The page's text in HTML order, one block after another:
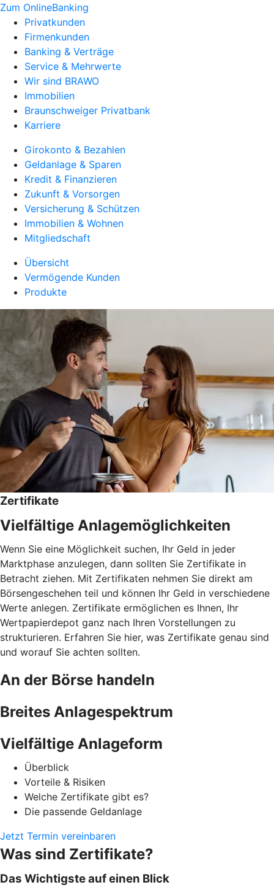
Zum OnlineBanking
Privatkunden
Firmenkunden
Banking & Verträge
Service & Mehrwerte
Wir sind BRAWO
Immobilien
Braunschweiger Privatbank
Karriere
Girokonto & Bezahlen
Geldanlage & Sparen
Kredit & Finanzieren
Zukunft & Vorsorgen
Versicherung & Schützen
Immobilien & Wohnen
Mitgliedschaft
Übersicht
Vermögende Kunden
Produkte
Zertifikate
Vielfältige Anlagemöglichkeiten
Wenn Sie eine Möglichkeit suchen, Ihr Geld in jeder
Marktphase anzulegen, dann sollten Sie Zertifikate in
Betracht ziehen. Mit Zertifikaten nehmen Sie direkt am
Börsengeschehen teil und können Ihr Geld in verschiedene
Werte anlegen. Zertifikate ermöglichen es Ihnen, Ihr
Wertpapierdepot ganz nach Ihren Vorstellungen zu
strukturieren. Erfahren Sie hier, was Zertifikate genau sind
und worauf Sie achten sollten.
An der Börse handeln
Breites Anlagespektrum
Vielfältige Anlageform
Überblick
Vorteile & Risiken
Welche Zertifikate gibt es?
Die passende Geldanlage
Jetzt Termin vereinbaren
Was sind Zertifikate?
Das Wichtigste auf einen Blick